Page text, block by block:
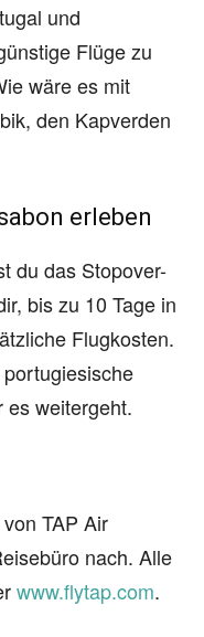
und
Flüge zu
wäre es mit
den Kapverden
erleben
du das Stopover-
bis zu 10 Tage in
Flugkosten.
es weitergeht.
TAP Air
nach. Alle
www.flytap.com.